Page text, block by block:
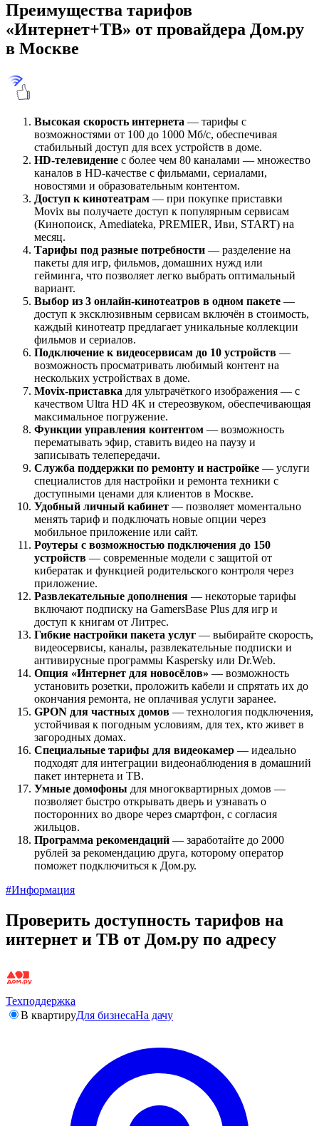
Преимущества тарифов
«Интернет+ТВ» от провайдера Дом.ру
в Москве
Высокая скорость интернета — тарифы с
возможностями от 100 до 1000 Мб/с, обеспечивая
стабильный доступ для всех устройств в доме.
HD-телевидение с более чем 80 каналами — множество
каналов в HD-качестве с фильмами, сериалами,
новостями и образовательным контентом.
Доступ к кинотеатрам — при покупке приставки
Movix вы получаете доступ к популярным сервисам
(Кинопоиск, Amediateka, PREMIER, Иви, START) на
месяц.
Тарифы под разные потребности — разделение на
пакеты для игр, фильмов, домашних нужд или
гейминга, что позволяет легко выбрать оптимальный
вариант.
Выбор из 3 онлайн-кинотеатров в одном пакете —
доступ к эксклюзивным сервисам включён в стоимость,
каждый кинотеатр предлагает уникальные коллекции
фильмов и сериалов.
Подключение к видеосервисам до 10 устройств —
возможность просматривать любимый контент на
нескольких устройствах в доме.
Movix-приставка для ультрачёткого изображения — с
качеством Ultra HD 4K и стереозвуком, обеспечивающая
максимальное погружение.
Функции управления контентом — возможность
перематывать эфир, ставить видео на паузу и
записывать телепередачи.
Служба поддержки по ремонту и настройке — услуги
специалистов для настройки и ремонта техники с
доступными ценами для клиентов в Москве.
Удобный личный кабинет — позволяет моментально
менять тариф и подключать новые опции через
мобильное приложение или сайт.
Роутеры с возможностью подключения до 150
устройств — современные модели с защитой от
кибератак и функцией родительского контроля через
приложение.
Развлекательные дополнения — некоторые тарифы
включают подписку на GamersBase Plus для игр и
доступ к книгам от Литрес.
Гибкие настройки пакета услуг — выбирайте скорость,
видеосервисы, каналы, развлекательные подписки и
антивирусные программы Kaspersky или Dr.Web.
Опция «Интернет для новосёлов» — возможность
установить розетки, проложить кабели и спрятать их до
окончания ремонта, не оплачивая услуги заранее.
GPON для частных домов — технология подключения,
устойчивая к погодным условиям, для тех, кто живет в
загородных домах.
Специальные тарифы для видеокамер — идеально
подходят для интеграции видеонаблюдения в домашний
пакет интернета и ТВ.
Умные домофоны для многоквартирных домов —
позволяет быстро открывать дверь и узнавать о
посторонних во дворе через смартфон, с согласия
жильцов.
Программа рекомендаций — заработайте до 2000
рублей за рекомендацию друга, которому оператор
поможет подключиться к Дом.ру.
#Информация
Проверить доступность тарифов на
интернет и ТВ от Дом.ру по адресу
Техподдержка
В квартируДля бизнесаНа дачу